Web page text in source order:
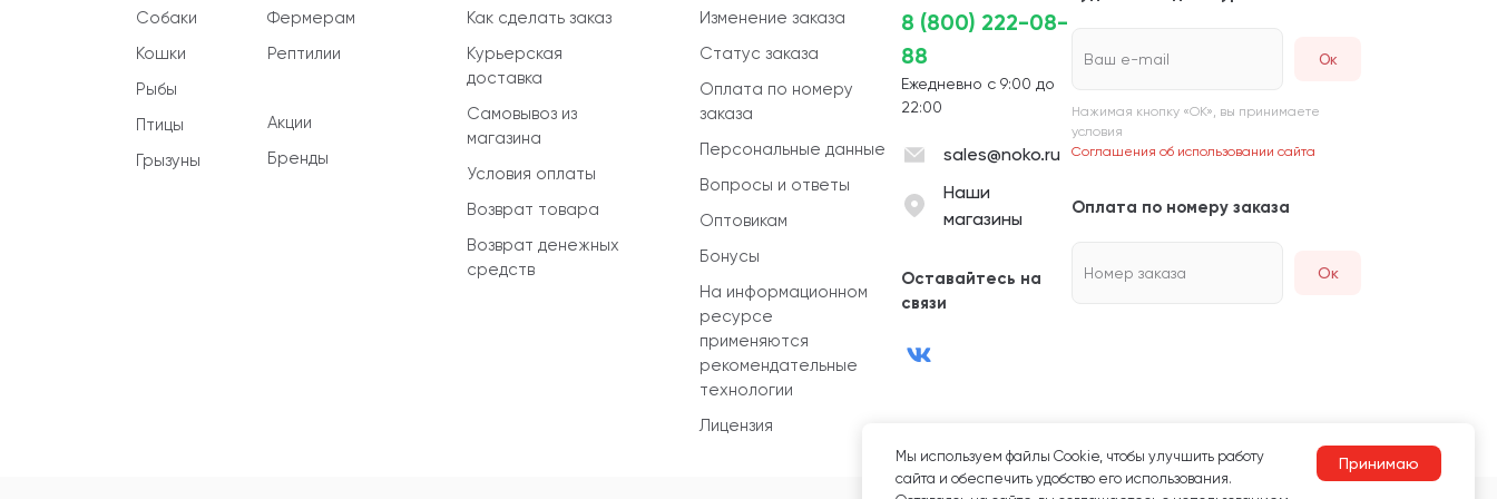
Собаки
Кошки
Рыбы
Птицы
Грызуны
Фермерам
Рептилии
Акции
Бренды
Как сделать заказ
Курьерская
доставка
Самовывоз из
магазина
Условия оплаты
Возврат товара
Возврат денежных
средств
Изменение заказа
Статус заказа
Оплата по номеру
заказа
Персональные данные
Вопросы и ответы
Оптовикам
Бонусы
На информационном
ресурсе
применяются
рекомендательные
технологии
Лицензия
8 (800) 222-08-
88
Ежедневно с 9:00 до
22:00
sales@noko.ru
Наши
магазины
Оставайтесь на
связи
Ваш e-mail
Нажимая кнопку «ОК», вы принимаете
условия
Соглашения об использовании сайта
Оплата по номеру заказа
Номер заказа Ок
Мы используем файлы Сookie, чтобы улучшить работу
сайта и обеспечить удобство его использования.
Принимаю